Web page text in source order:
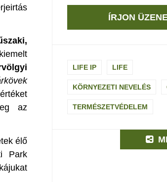
az
élő
Park
ÍRJON
LIFE IP LIFE
KÖRNYEZETI NEVELÉS
TERMÉSZETVÉDELEM